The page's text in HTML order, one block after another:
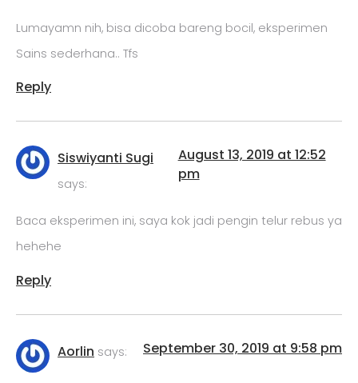
Lumayamn nih, bisa dicoba bareng bocil, eksperimen
Sains sederhana.. Tfs
Reply
Siswiyanti Sugi
says:
August 13, 2019 at 12:52
pm
Baca eksperimen ini, saya kok jadi pengin telur rebus ya
hehehe
Reply
Aorlin says: September 30, 2019 at 9:58 pm